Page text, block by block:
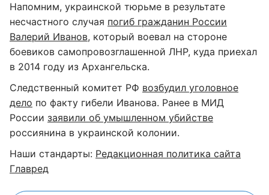
Напомним, украинской тюрьме в результате
несчастного случая погиб гражданин России
Валерий Иванов, который воевал на стороне
боевиков самопровозглашенной ЛНР, куда приехал
в 2014 году из Архангельска.
Следственный комитет РФ возбудил уголовное
дело по факту гибели Иванова. Ранее в МИД
России заявили об умышленном убийстве
россиянина в украинской колонии.
Наши стандарты: Редакционная политика сайта
Главред